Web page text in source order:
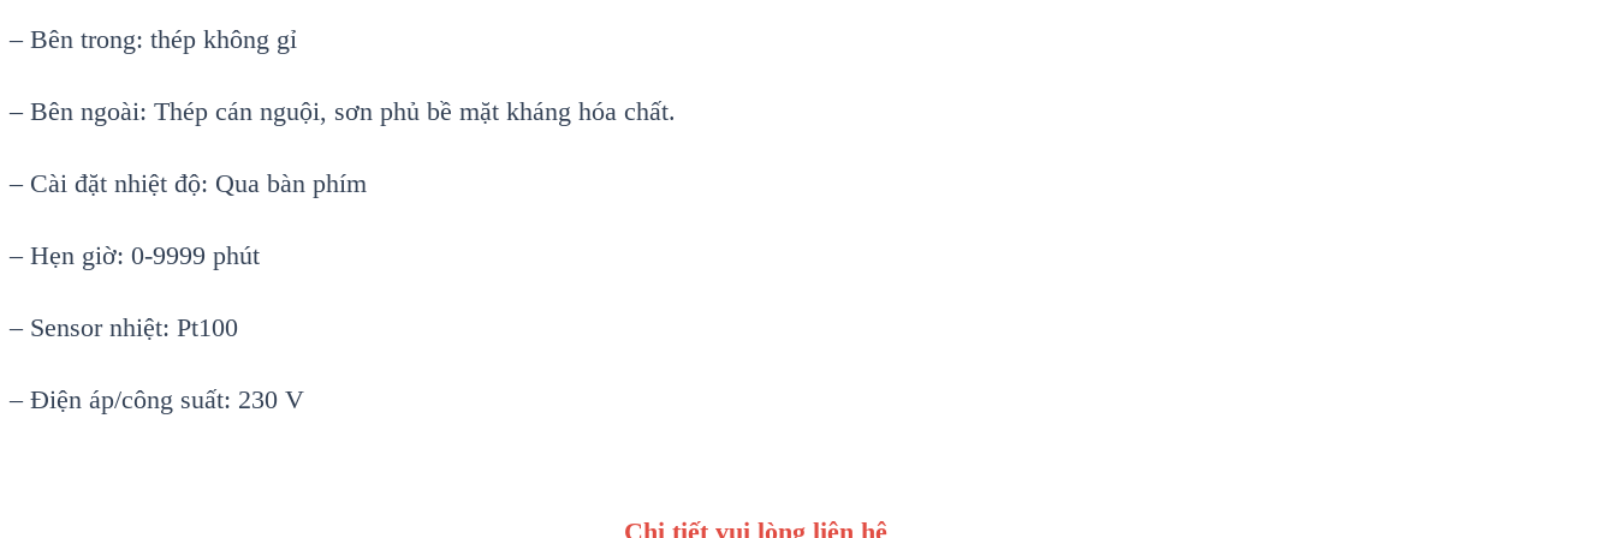
– Bên trong: thép không gỉ
– Bên ngoài: Thép cán nguội, sơn phủ bề mặt kháng hóa chất.
– Cài đặt nhiệt độ: Qua bàn phím
– Hẹn giờ: 0-9999 phút
– Sensor nhiệt: Pt100
– Điện áp/công suất: 230 V
Chi tiết vui lòng liên hệ